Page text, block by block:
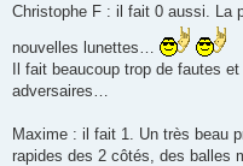
Christophe F : il fait 0 aussi. La
nouvelles lunettes…
Il fait beaucoup trop de fautes
adversaires…
Maxime : il fait 1. Un très beau
rapides des 2 côtés, des balles